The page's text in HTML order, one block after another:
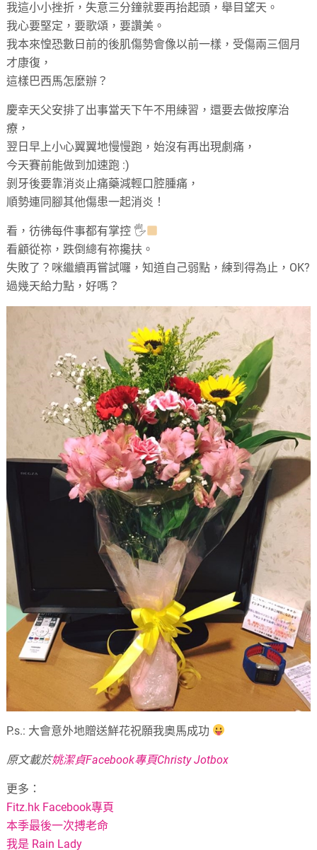
我這小小挫折，失意三分鐘就要再抬起頭，舉目望天。
我心要堅定，要歌頌，要讚美。
我本來惶恐數日前的後肌傷勢會像以前一樣，受傷兩三個月
才康復，
這樣巴西馬怎麼辦？
慶幸天父安排了出事當天下午不用練習，還要去做按摩治
療，
翌日早上小心翼翼地慢慢跑，始沒有再出現劇痛，
今天賽前能做到加速跑 :)
剝牙後要靠消炎止痛藥減輕口腔腫痛，
順勢連同腳其他傷患一起消炎！
看，彷彿每件事都有掌控 🖐
看顧從祢，跌倒總有祢攙扶。
失敗了？咪繼續再嘗試囉，知道自己弱點，練到得為止，OK?
過幾天給力點，好嗎？
P.s.: 大會意外地贈送鮮花祝願我奧馬成功
原文載於姚潔貞Facebook專頁Christy Jotbox
更多：
Fitz.hk Facebook專頁
本季最後一次搏老命
我是 Rain Lady